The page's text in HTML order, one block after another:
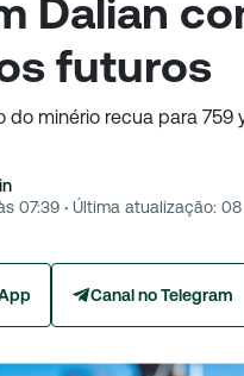
Dalian
futuros
do minério recua para
07:39 · Última atualização: 08
Canal no Telegram